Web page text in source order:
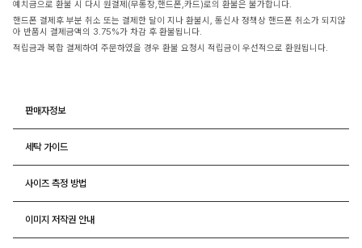
예치금으로 환불 시 다시 원결제(무통장,핸드폰,카드)로의 환불은 불가합니다.
핸드폰 결제후 부분 취소 또는 결제한 달이 지나 환불시, 통신사 정책상 핸드폰 취소가 되지않
아 반품시 결제금액의 3.75%가 차감 후 환불됩니다.
적립금과 복합 결제하여 주문하였을 경우 환불 요청시 적립금이 우선적으로 환원됩니다.
판매자정보
세탁 가이드
사이즈 측정 방법
이미지 저작권 안내